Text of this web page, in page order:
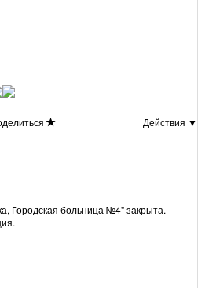
Действия ▼
Городская больница №4" закрыта.